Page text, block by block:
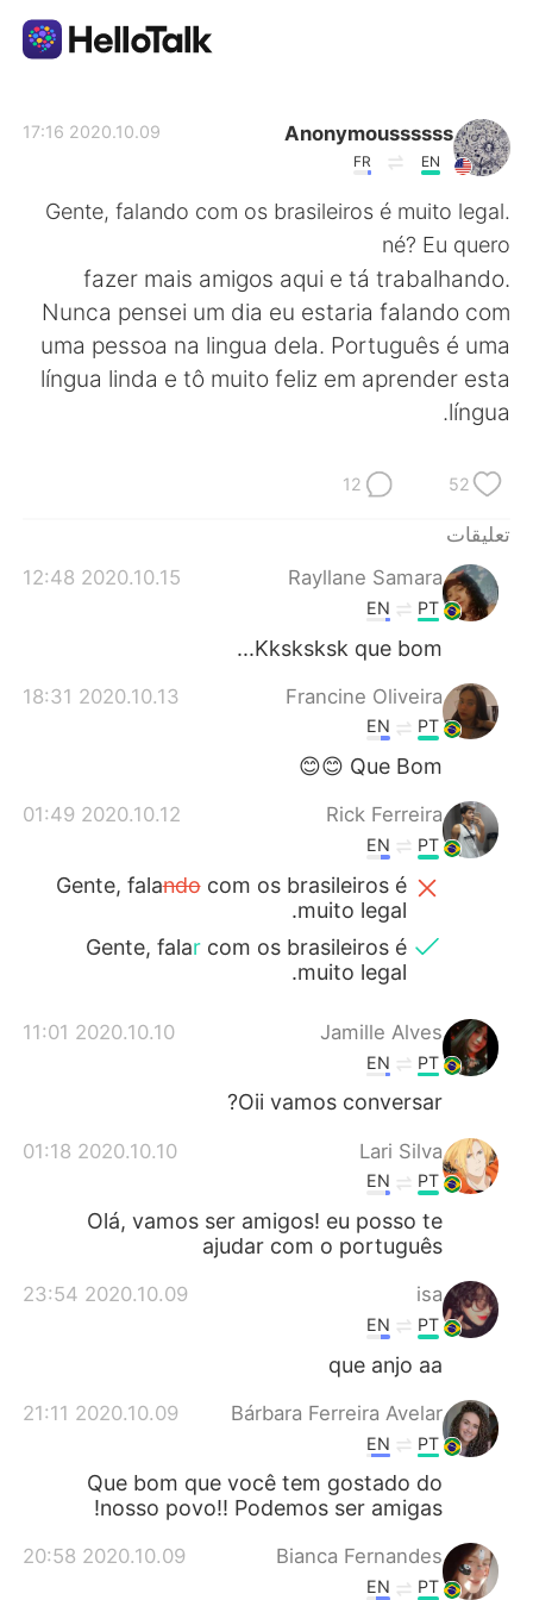
English 简体中文
Italiano
Anonymoussssss
EN
FR
2020.10.09 17:16
Gente, falando com os brasileiros é muito legal.
né? Eu quero
fazer mais amigos aqui e tá trabalhando.
Nunca pensei um dia eu estaria falando com
uma pessoa na lingua dela. Português é uma
língua linda e tô muito feliz em aprender esta
língua.
52
12
تعليقات
Rayllane Samara
2020.10.15 12:48
PT
EN
Kksksksk que bom...
Francine Oliveira
2020.10.13 18:31
PT
EN
Que Bom 😊😊
Rick Ferreira
2020.10.12 01:49
PT
EN
Gente, falandocom os brasileiros é
muito legal.
Gente, falarcom os brasileiros é
muito legal.
Jamille Alves
2020.10.10 11:01
PT
EN
Oii vamos conversar?
Lari Silva
2020.10.10 01:18
PT
EN
Olá, vamos ser amigos! eu posso te
ajudar com o português
isa
2020.10.09 23:54
PT
EN
que anjo aa
Bárbara Ferreira Avelar
2020.10.09 21:11
PT
EN
Que bom que você tem gostado do
nosso povo!! Podemos ser amigas!
Bianca Fernandes
2020.10.09 20:58
PT
EN